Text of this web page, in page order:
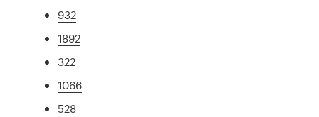
932
1892
322
1066
528